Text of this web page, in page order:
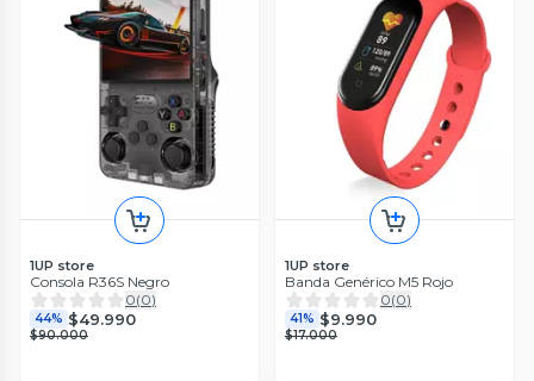
1UP store
Consola R36S Negro
0(0)
44% $49.990
$90.000
1UP store
Banda Genérico M5 Rojo
0(0)
41% $9.990
$17.000